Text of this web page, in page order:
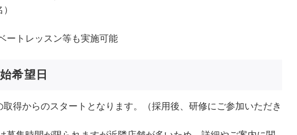
ートレッスン等も実施可能
希望日
得からのスタートとなります。（採用後、研修にご参加いただき